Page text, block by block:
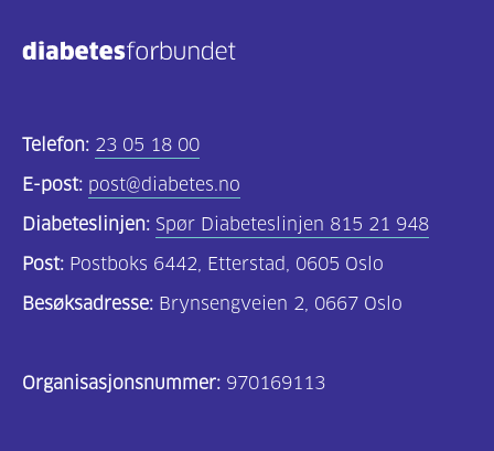
og
Om
(195)
Telefon: 23 05 18 00
E-post: post@diabetes.no
Diabeteslinjen: Spør Diabeteslinjen 815 21 948
Post: Postboks 6442, Etterstad, 0605 Oslo
Besøksadresse: Brynsengveien 2, 0667 Oslo
Organisasjonsnummer: 970169113